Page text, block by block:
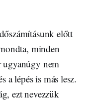
előtt
minden
ugyanúgy nem
a lépés is más lesz.
ezt nevezzük